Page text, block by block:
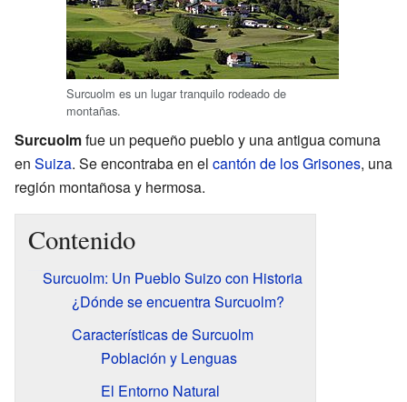
Surcuolm es un lugar tranquilo rodeado de
montañas.
Surcuolmfue un pequeño pueblo y una antigua comuna
en Suiza. Se encontraba en el cantón de los Grisones, una
región montañosa y hermosa.
Contenido
Surcuolm: Un Pueblo Suizo con Historia
¿Dónde se encuentra Surcuolm?
Características de Surcuolm
Población y Lenguas
El Entorno Natural